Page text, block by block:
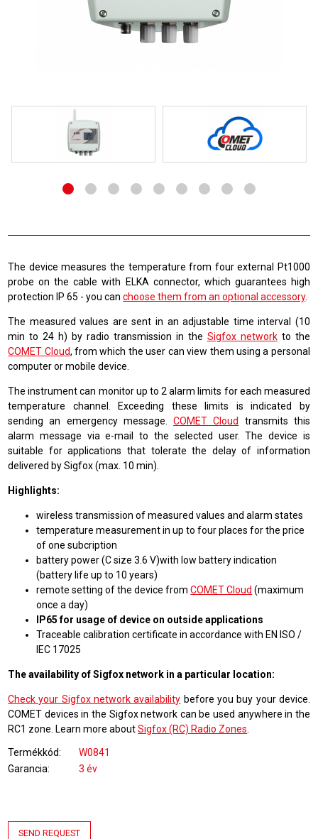
The device measures the temperature from four external Pt1000
probe on the cable with ELKA connector, which guarantees high
protection IP 65 - you canchoose them from an optional accessory.
The measured values are sent in an adjustable time interval (10
min to 24 h) by radio transmission in the Sigfox networkto the
COMET Cloud, from which the user can view them using a personal
computer or mobile device.
The instrument can monitor up to 2 alarm limits for each measured
temperature channel. Exceeding these limits is indicated by
sending an emergency message.COMET Cloud
transmits this
alarm message via e-mail to the selected user. The device is
suitable for applications that tolerate the delay of information
delivered by Sigfox (max. 10 min).
Highlights:
wireless transmission of measured values and alarm states
temperature measurement in up to four places for the price
of one subcription
battery power (C size 3.6 V)with low battery indication
(battery life up to 10 years)
remote setting of the device fromCOMET Cloud (maximum
once a day)
IP65 for usage of device on outside applications
Traceable calibration certificate in accordance with EN ISO /
IEC 17025
The availability of Sigfox network in a particular location:
Check your Sigfox network availability before you buy your device.
COMET devices in the Sigfox network can be used anywhere in the
RC1 zone. Learn more aboutSigfox (RC) Radio Zones
Termékkód
W0841
Garancia
3 év
SEND REQUEST